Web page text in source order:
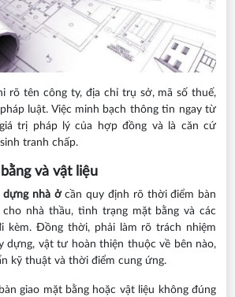
rõ tên công ty, địa chỉ trụ sở, mã số thuế,
luật. Việc minh bạch thông tin ngay từ
trị pháp lý của hợp đồng và là căn cứ
tranh chấp.
và vật liệu
dựng nhà ởcần quy định rõ thời điểm bàn
cho nhà thầu, tình trạng mặt bằng và các
kèm. Đồng thời, phải làm rõ trách nhiệm
dựng, vật tư hoàn thiện thuộc về bên nào,
kỹ thuật và thời điểm cung ứng.
giao mặt bằng hoặc vật liệu không đúng